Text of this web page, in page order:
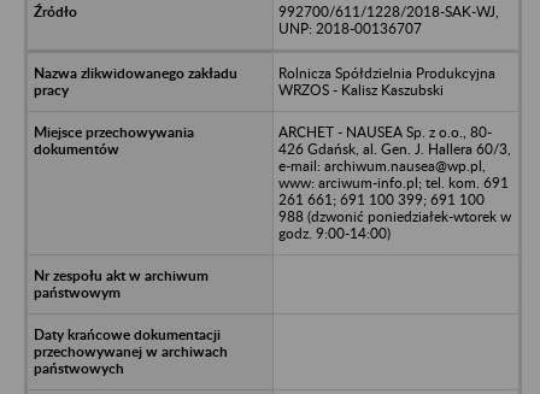
992700/611/1228/2018-SAK-WJ,
UNP: 2018-00136707
Rolnicza Spółdzielnia Produkcyjna
WRZOS - Kalisz Kaszubski
ARCHET - NAUSEA Sp. z o.o., 80-
426 Gdańsk, al. Gen. J. Hallera 60/3,
e-mail: archiwum.nausea@wp.pl,
www: arciwum-info.pl; tel. kom. 691
261 661; 691 100 399; 691 100
988 (dzwonić poniedziałek-wtorek w
godz. 9:00-14:00)